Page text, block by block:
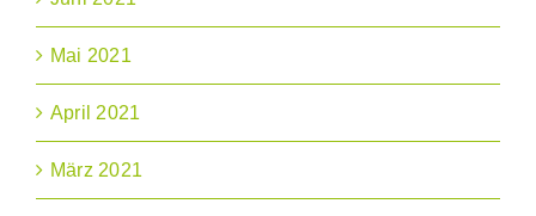
Mai 2021
April 2021
März 2021